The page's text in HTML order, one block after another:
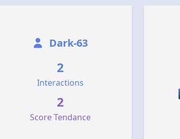
Dark-63
2
Interactions
2
Score Tendance